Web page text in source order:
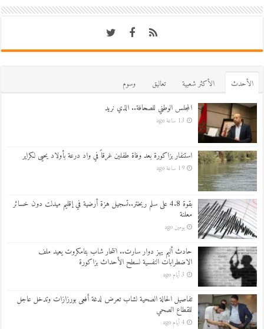
اﻷحدث اﻷكثر شعبية تعاليق
وسوم
المجلس الوطني للصحافة.. الذي نريد
13 ساعة ago
استنفار بزاكورة بعد وفاة طفلين غرقاً في واد درعة بأولاد يحيى لكراير
19 ساعة ago
بقوة 4.8 على سلم ريختر..تسجيل هزة أرضية في إقليم ميدلت دون خسائر
معلنة
يومين ago
حادث أليم يهز دوار سارت.. انتحار شاب بتامكروت يعيد ملف
الاضطرابات النفسية لسطح الأحداث بزاكورة
3 أيام ago
تفاصيل الحالة الصحية لشاب تعرض لدغة أفعى بورزازات وتدخل عاجل
للقطاع الصحي
4 أيام ago